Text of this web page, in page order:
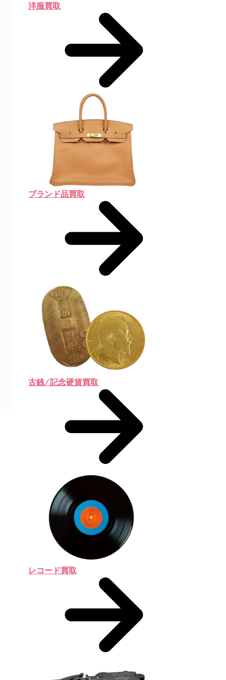
洋服買取
ブランド品買取
古銭 ⁄ 記念硬貨買取
レコード買取